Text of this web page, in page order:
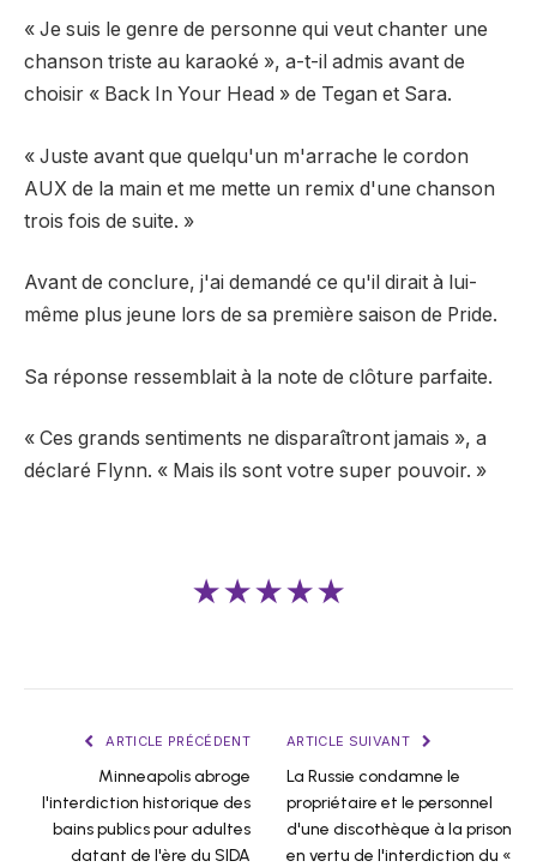
« Je suis le genre de personne qui veut chanter une
chanson triste au karaoké », a-t-il admis avant de
choisir « Back In Your Head » de Tegan et Sara.
« Juste avant que quelqu'un m'arrache le cordon
AUX de la main et me mette un remix d'une chanson
trois fois de suite. »
Avant de conclure, j'ai demandé ce qu'il dirait à lui-
même plus jeune lors de sa première saison de Pride.
Sa réponse ressemblait à la note de clôture parfaite.
« Ces grands sentiments ne disparaîtront jamais », a
déclaré Flynn. « Mais ils sont votre super pouvoir. »
★★★★★
ARTICLE PRÉCÉDENT
Minneapolis abroge
l'interdiction historique des
bains publics pour adultes
datant de l'ère du SIDA
ARTICLE SUIVANT
La Russie condamne le
propriétaire et le personnel
d'une discothèque à la prison
en vertu de l'interdiction du «